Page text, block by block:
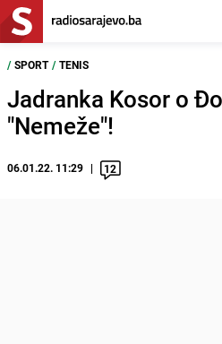
/ SPORT / TENIS
Jadranka Kosor o
"Nemeže"!
06.01.22. 11:29 12